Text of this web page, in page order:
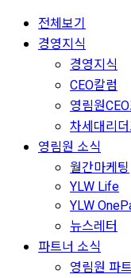
전체보기
경영지식
경영지식
CEO칼럼
영림원
차세대리
영림원 소식
월간마케팅
YLW Life
YLW
뉴스레터
파트너 소식
영림원 파